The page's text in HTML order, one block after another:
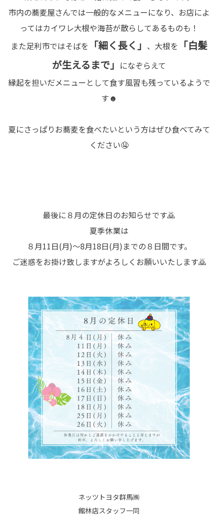
市内の蕎麦屋さんでは一般的なメニューになり、お店によ
ってはカイワレ大根や海苔が散らしてあるものも！
また足利市ではそばを
「細く長く」 、大根を
「白髪
が生えるまで」 になぞらえて
縁起を担いだメニューとして食す風習も残っているようで
す☻
夏にさっぱりお蕎麦を食べたいという方はぜひ食べてみて
ください🤤
最後に８月の定休日のお知らせです🙇
夏季休業は
８月11日(月)～8月18日(月)までの８日間です。
ご迷惑をお掛け致しますがよろしくお願いいたします🙇
ネッツトヨタ群馬㈱
館林店スタッフ一同